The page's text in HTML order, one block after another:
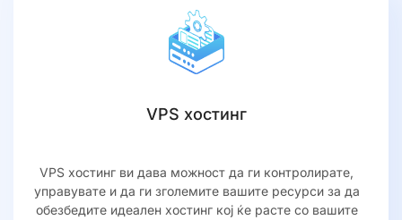
VPS хостинг
VPS хостинг ви дава можност да ги контролирате,
управувате и да ги зголемите вашите ресурси за да
обезбедите идеален хостинг кој ќе расте со вашите